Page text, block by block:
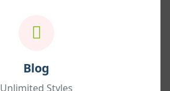
Blog
Unlimited Styles